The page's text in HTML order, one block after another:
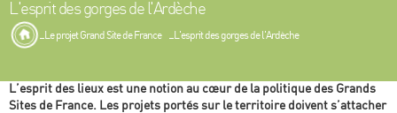
L'esprit des gorges de l'Ardèche
Le projet Grand Site de France L'esprit des gorges de l'Ardèche
L’esprit des lieux est une notion au cœur de la politique des Grands
Sites de France. Les projets portés sur le territoire doivent s’attacher